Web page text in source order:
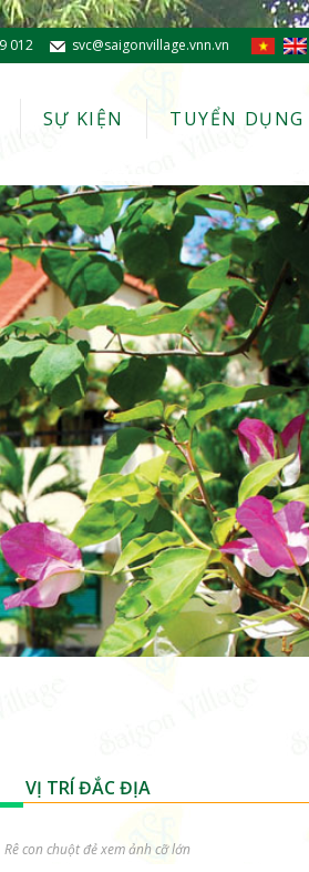
012 svc@saigonvillage.vnn.vn
SỰ KIỆN TUYỂN DỤNG
VỊ TRÍ ĐẮC ĐỊA
Rê con chuột đẻ xem ảnh cỡ lớn